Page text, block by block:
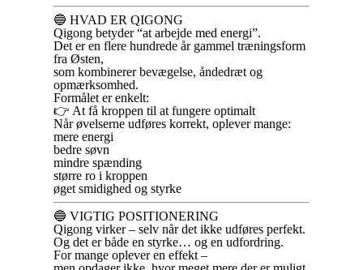
🔵 HVAD ER QIGONG
Qigong betyder “at arbejde med energi”.
Det er en flere hundrede år gammel træningsform
fra Østen,
som kombinerer bevægelse, åndedræt og
opmærksomhed.
Formålet er enkelt:
👉 At få kroppen til at fungere optimalt
Når øvelserne udføres korrekt, oplever mange:
mere energi
bedre søvn
mindre spænding
større ro i kroppen
øget smidighed og styrke
🔵 VIGTIG POSITIONERING
Qigong virker – selv når det ikke udføres perfekt.
Og det er både en styrke… og en udfordring.
For mange oplever en effekt –